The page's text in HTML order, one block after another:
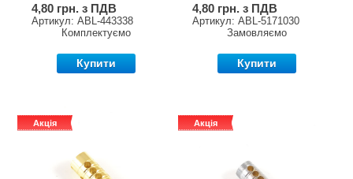
4,80 грн. з ПДВ
Артикул: ABL-443338
Комплектуємо
Купити
4,80 грн. з ПДВ
Артикул: ABL-5171030
Замовляємо
Купити
Акція Акція